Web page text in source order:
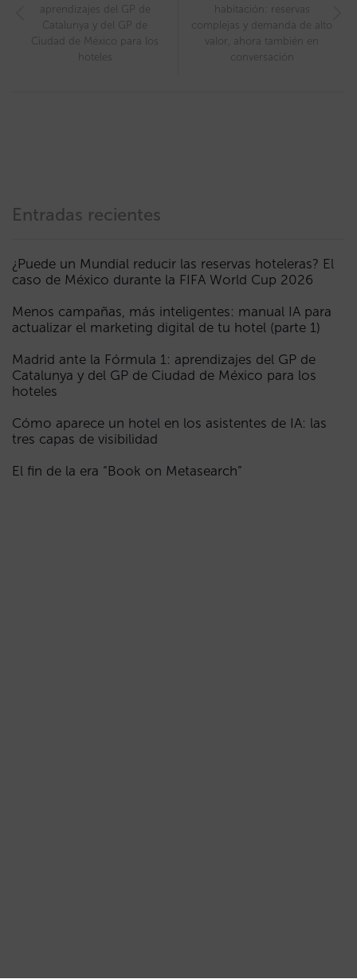
aprendizajes del GP de
Catalunya y del GP de
Ciudad de México para los
hoteles
habitación: reservas
complejas y demanda de alto
valor, ahora también en
conversación
Entradas recientes
¿Puede un Mundial reducir las reservas hoteleras? El
caso de México durante la FIFA World Cup 2026
Menos campañas, más inteligentes: manual IA para
actualizar el marketing digital de tu hotel (parte 1)
Madrid ante la Fórmula 1: aprendizajes del GP de
Catalunya y del GP de Ciudad de México para los
hoteles
Cómo aparece un hotel en los asistentes de IA: las
tres capas de visibilidad
El fin de la era “Book on Metasearch”